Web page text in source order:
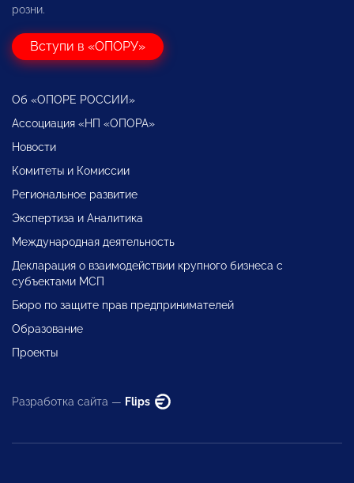
розни.
Вступи в «ОПОРУ»
Об «ОПОРЕ РОССИИ»
Ассоциация «НП «ОПОРА»
Новости
Комитеты и Комиссии
Региональное развитие
Экспертиза и Аналитика
Международная деятельность
Декларация о взаимодействии крупного бизнеса с
субъектами МСП
Бюро по защите прав предпринимателей
Образование
Проекты
Разработка сайта — Flips